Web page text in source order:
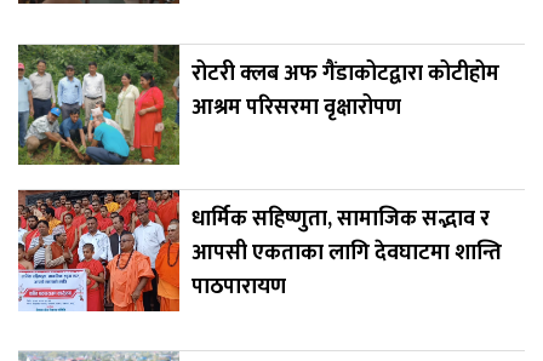
रोटरी क्लब अफ गैंडाकोटद्वारा कोटीहोम
आश्रम परिसरमा वृक्षारोपण
धार्मिक सहिष्णुता, सामाजिक सद्भाव र
आपसी एकताका लागि देवघाटमा शान्ति
पाठपारायण